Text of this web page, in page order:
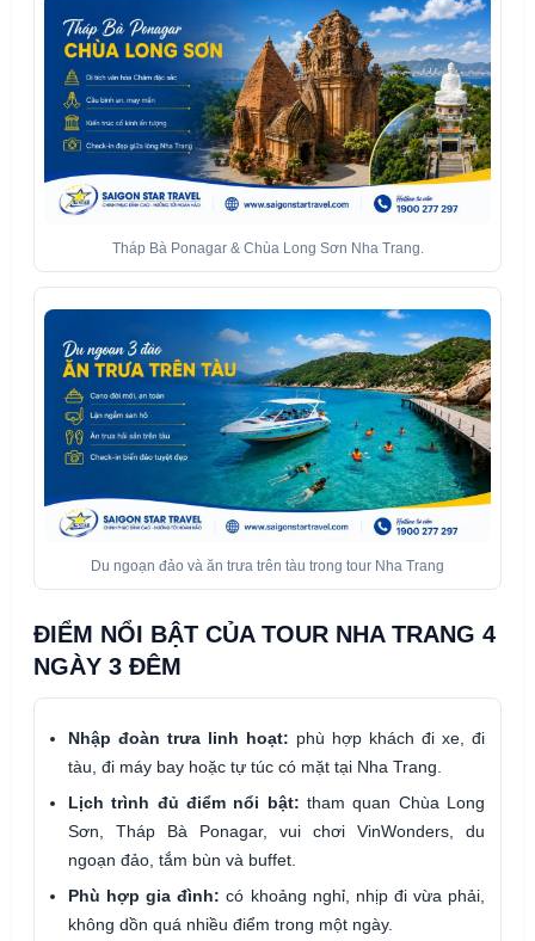
Tháp Bà Ponagar & Chùa Long Sơn Nha Trang.
Du ngoạn đảo và ăn trưa trên tàu trong tour Nha Trang
ĐIỂM NỔI BẬT CỦA TOUR NHA TRANG 4
NGÀY 3 ĐÊM
Nhập đoàn trưa linh hoạt: phù hợp khách đi xe, đi
tàu, đi máy bay hoặc tự túc có mặt tại Nha Trang.
Lịch trình đủ điểm nổi bật: tham quan Chùa Long
Sơn, Tháp Bà Ponagar, vui chơi VinWonders, du
ngoạn đảo, tắm bùn và buffet.
Phù hợp gia đình: có khoảng nghỉ, nhịp đi vừa phải,
không dồn quá nhiều điểm trong một ngày.